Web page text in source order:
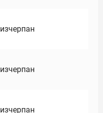
изчерпан
изчерпан
изчерпан